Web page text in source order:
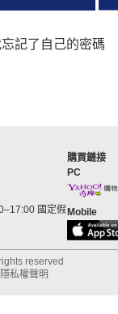
記了自己的密碼
國定假
購買鏈接
PC
Mobile
reserved
隱私權聲明